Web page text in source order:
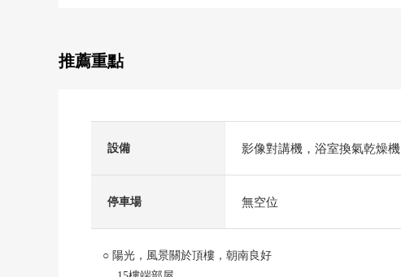
推薦重點
設備 影像對講機，浴室換氣乾燥機
停車場 無空位
○ 陽光，風景關於頂樓，朝南良好